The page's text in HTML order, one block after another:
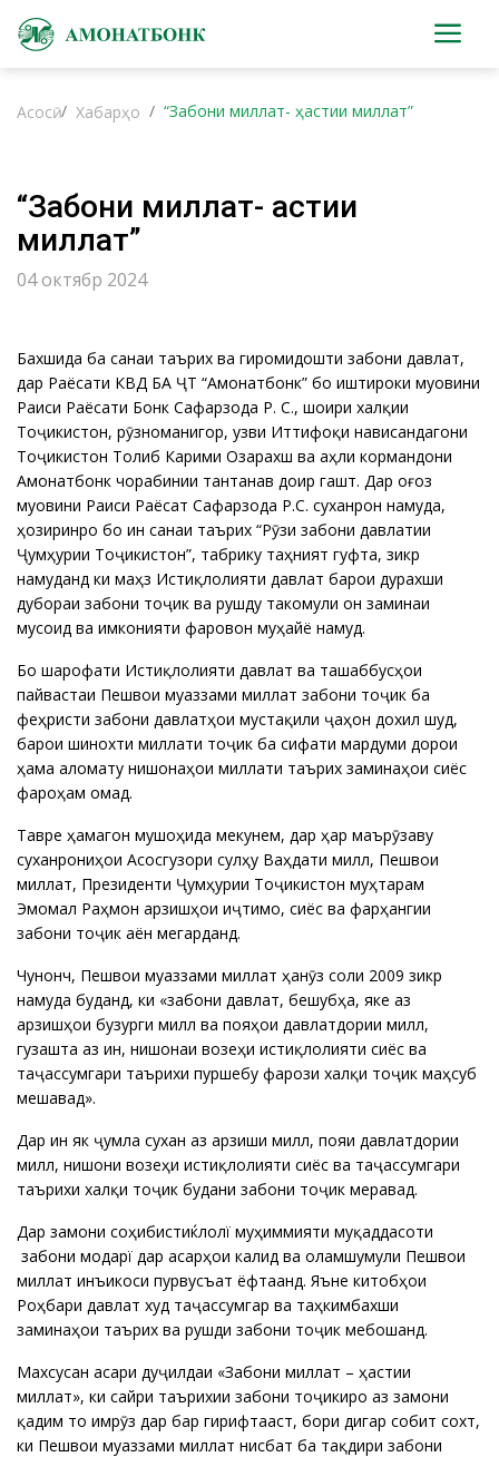
Асосӣ Хабарҳо “Забони миллат- ҳастии миллат”
“Забони миллат- ҳастии
миллат”
04 октябр 2024
Бахшида ба санаи таърихӣ ва гиромидошти забони давлатӣ,
дар Раёсати КВД БА ҶТ “Амонатбонк” бо иштироки муовини
Раиси Раёсати Бонк Сафарзода Р. С., шоири халқии
Тоҷикистон, рӯзноманигор, узви Иттифоқи нависандагони
Тоҷикистон Толиб Карими Озарахш ва аҳли кормандони
Амонатбонк чорабинии тантанавӣ доир гашт. Дар оғоз
муовини Раиси Раёсат Сафарзода Р.С. суханронӣ намуда,
ҳозиринро бо ин санаи таърихӣ “Рӯзи забони давлатии
Ҷумҳурии Тоҷикистон”, табрику таҳният гуфта, зикр
намуданд ки маҳз Истиқлолияти давлатӣ барои дурахши
дубораи забони тоҷикӣ ва рушду такомули он заминаи
мусоид ва имконияти фаровон муҳайё намуд.
Бо шарофати Истиқлолияти давлатӣ ва ташаббусҳои
пайвастаи Пешвои муаззами миллат забони тоҷикӣ ба
феҳристи забони давлатҳои мустақили ҷаҳон дохил шуд,
барои шинохти миллати тоҷик ба сифати мардуми дорои
ҳама аломату нишонаҳои миллати таърихӣ заминаҳои сиёсӣ
фароҳам омад.
Тавре ҳамагон мушоҳида мекунем, дар ҳар маърӯзаву
суханрониҳои Асосгузори сулҳу Ваҳдати миллӣ, Пешвои
миллат, Президенти Ҷумҳурии Тоҷикистон муҳтарам
Эмомалӣ Раҳмон арзишҳои иҷтимоӣ, сиёсӣ ва фарҳангии
забони тоҷикӣ аён мегарданд.
Чунончӣ, Пешвои муаззами миллат ҳанӯз соли 2009 зикр
намуда буданд, ки «забони давлатӣ, бешубҳа, яке аз
арзишҳои бузурги миллӣ ва пояҳои давлатдории миллӣ,
гузашта аз ин, нишонаи возеҳи истиқлолияти сиёсӣ ва
таҷассумгари таърихи пуршебу фарози халқи тоҷик маҳсуб
мешавад».
Дар ин як ҷумла сухан аз арзиши миллӣ, пояи давлатдории
миллӣ, нишони возеҳи истиқлолияти сиёсӣ ва таҷассумгари
таърихи халқи тоҷик будани забони тоҷикӣ меравад.
Дар замони соҳибистиќлолї муҳиммияти муқаддасоти
забони модарї дар асарҳои калидӣ ва оламшумули Пешвои
миллат инъикоси пурвусъат ёфтаанд. Яъне китобҳои
Роҳбари давлат худ таҷассумгар ва таҳкимбахши
заминаҳои таърихӣ ва рушди забони тоҷикӣ мебошанд.
Махсусан асари дуҷилдаи «Забони миллат – ҳастии
миллат», ки сайри таърихии забони тоҷикиро аз замони
қадим то имрӯз дар бар гирифтааст, бори дигар собит сохт,
ки Пешвои муаззами миллат нисбат ба тақдири забони